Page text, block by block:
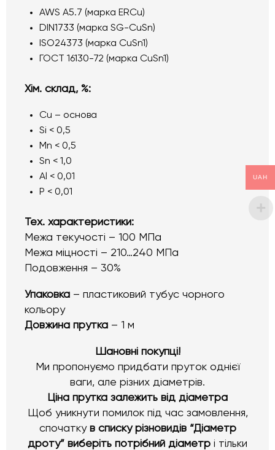
AWS A5.7 (марка ERCu)
DIN1733 (марка SG-CuSn)
ISO24373 (марка CuSn1)
ГОСТ 16130-72 (марка CuSn1)
Хім. склад, %:
Cu – основа
Si < 0,5
Mn < 0,5
Sn < 1,0
Al < 0,01
P < 0,01
Тех. характеристики:
Межа текучості – 100 МПа
Межа міцності – 210…240 МПа
Подовження – 30%
Упаковка – пластиковий тубус чорного
кольору
Довжина прутка – 1 м
Шановні покупці!
Ми пропонуємо придбати пруток однієї
ваги, але різних діаметрів.
Ціна прутка залежить від діаметра
Щоб уникнути помилок під час замовлення,
спочатку в списку різновидів “Діаметр
дроту” виберіть потрібний діаметр і тільки
UAH